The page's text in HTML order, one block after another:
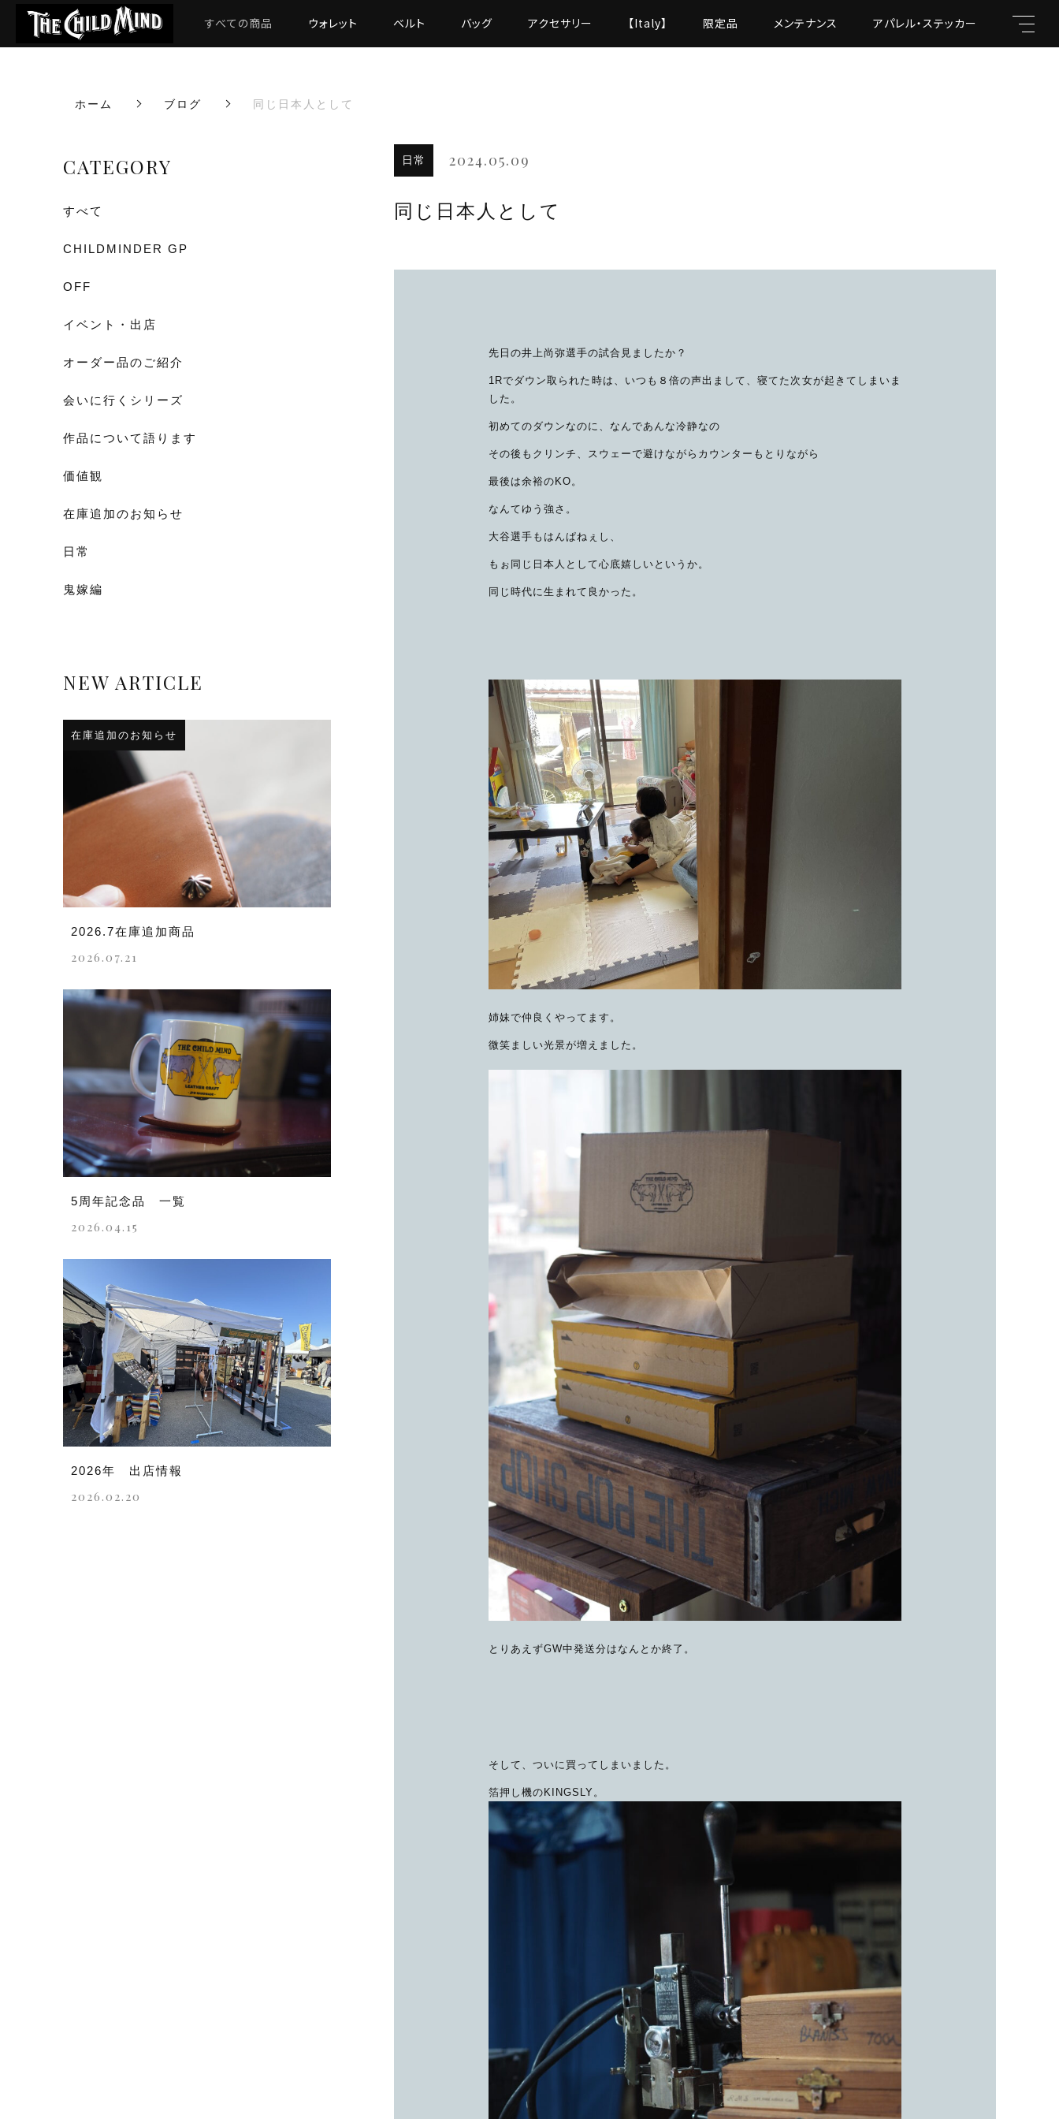
すべての商品 ウォレット ベルト バッグ アクセサリー 【Italy】 限定品 メンテナンス アパレル・ステッカー
ホーム ブログ 同じ日本人として
日常 2024.05.09
同じ日本人として
先日の井上尚弥選手の試合見ましたか？
1Rでダウン取られた時は、いつも８倍の声出まして、寝てた次女が起きてしまいま
した。
初めてのダウンなのに、なんであんな冷静なの
その後もクリンチ、スウェーで避けながらカウンターもとりながら
最後は余裕のKO。
なんてゆう強さ。
大谷選手もはんぱねぇし、
もぉ同じ日本人として心底嬉しいというか。
同じ時代に生まれて良かった。
姉妹で仲良くやってます。
微笑ましい光景が増えました。
とりあえずGW中発送分はなんとか終了。
そして、ついに買ってしまいました。
箔押し機のKINGSLY。
CATEGORY
すべて
CHILDMINDER GP
OFF
イベント・出店
オーダー品のご紹介
会いに行くシリーズ
作品について語ります
価値観
在庫追加のお知らせ
日常
鬼嫁編
NEW ARTICLE
在庫追加のお知らせ
2026.7在庫追加商品
2026.07.21
5周年記念品 一覧
2026.04.15
2026年 出店情報
2026.02.20
価格帯